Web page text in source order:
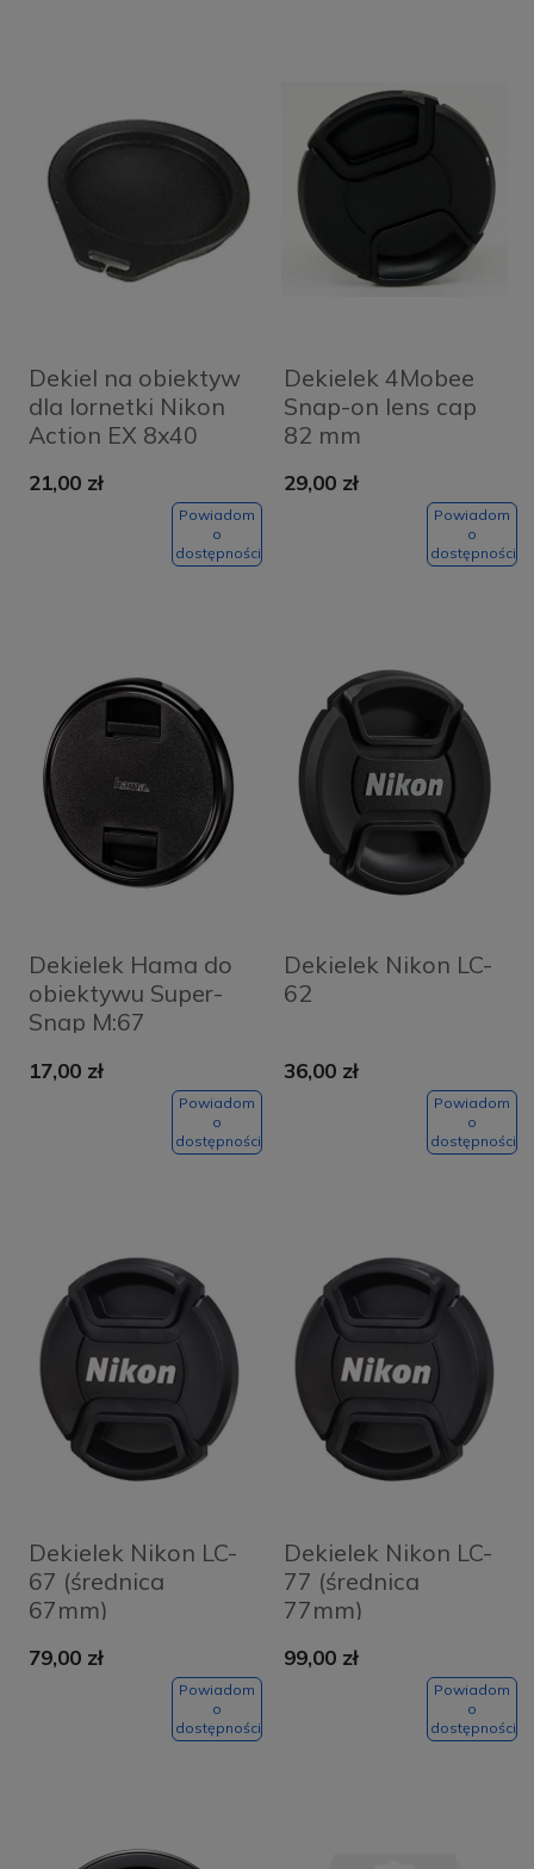
Dekiel na obiektyw
dla lornetki Nikon
Action EX 8x40
21,00 zł
Powiadom
o
dostępności
Dekielek 4Mobee
Snap-on lens cap
82 mm
29,00 zł
Powiadom
o
dostępności
Dekielek Hama do
obiektywu Super-
Snap M:67
17,00 zł
Powiadom
o
dostępności
Dekielek Nikon LC-
62
36,00 zł
Powiadom
o
dostępności
Dekielek Nikon LC-
67 (średnica
67mm)
79,00 zł
Powiadom
o
dostępności
Dekielek Nikon LC-
77 (średnica
77mm)
99,00 zł
Powiadom
o
dostępności